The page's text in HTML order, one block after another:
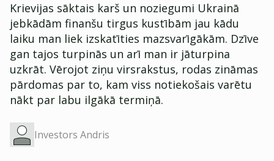
Krievijas sāktais karš un noziegumi Ukrainā
jebkādām finanšu tirgus kustībām jau kādu
laiku man liek izskatīties mazsvarīgākām. Dzīve
gan tajos turpinās un arī man ir jāturpina
uzkrāt. Vērojot ziņu virsrakstus, rodas zināmas
pārdomas par to, kam viss notiekošais varētu
nākt par labu ilgākā termiņā.
Investors Andris